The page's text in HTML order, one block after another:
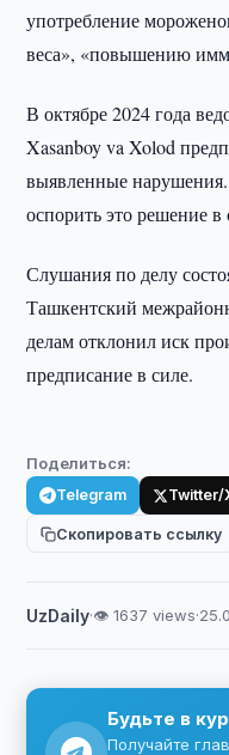
употребление
веса», «повышению
В октябре 2024 года
Xasanboy va Xolod
выявленные
оспорить это решение в
Слушания по делу
Ташкентский
делам отклонил иск
предписание в силе.
Поделиться:
Telegram Twitter/
Скопировать ссылку
UzDaily·👁 1637 views·
Будьте в
Получайте